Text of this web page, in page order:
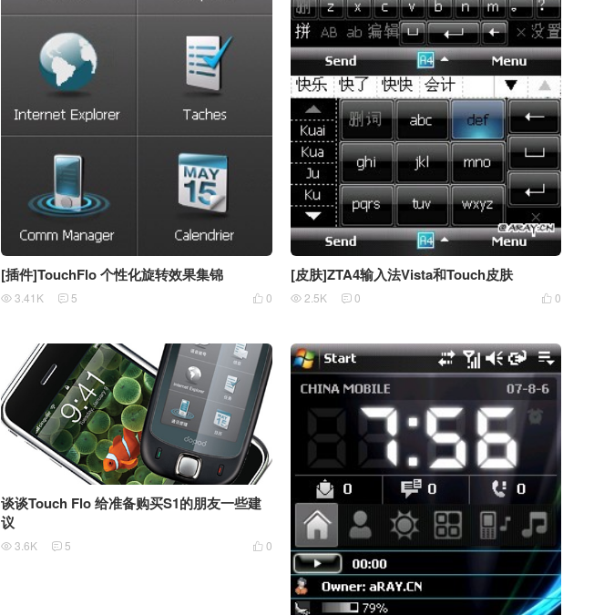
[插件]TouchFlo 个性化旋转效果集锦
 0
 3.41K  5
[皮肤]ZTA4输入法Vista和Touch皮肤
 0
 2.5K  0
谈谈Touch Flo 给准备购买S1的朋友一些建
议
 0
 3.6K  5